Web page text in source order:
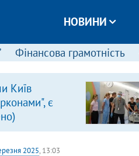
НОВИНИ
Фінансова грамотність
Київ
є
2025, 13:03